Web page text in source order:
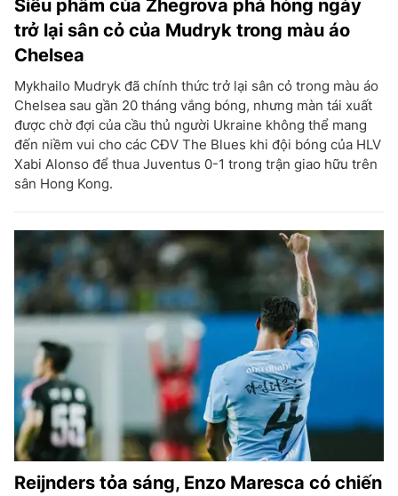
Siêu phẩm của Zhegrova phá hỏng ngày
trở lại sân cỏ của Mudryk trong màu áo
Chelsea
Mykhailo Mudryk đã chính thức trở lại sân cỏ trong màu áo
Chelsea sau gần 20 tháng vắng bóng, nhưng màn tái xuất
được chờ đợi của cầu thủ người Ukraine không thể mang
đến niềm vui cho các CĐV The Blues khi đội bóng của HLV
Xabi Alonso để thua Juventus 0-1 trong trận giao hữu trên
sân Hong Kong.
Reijnders tỏa sáng, Enzo Maresca có chiến